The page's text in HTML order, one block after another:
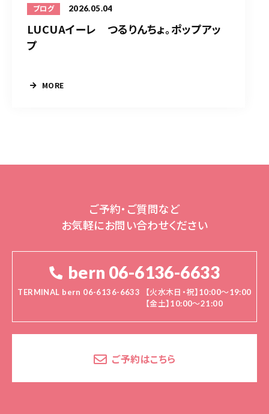
ブログ 2026.05.04
LUCUAイーレ つるりんちょ。ポップアッ
プ
MORE
ご予約・ご質問など
お気軽にお問い合わせください
bern 06-6136-6633
TERMINAL bern 06-6136-6633
【火水木日・祝】10:00～19:00
【金土】10:00〜21:00
ご予約はこちら